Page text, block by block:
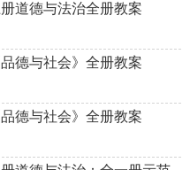
道德与法治全册教案
德与社会》全册教案
德与社会》全册教案